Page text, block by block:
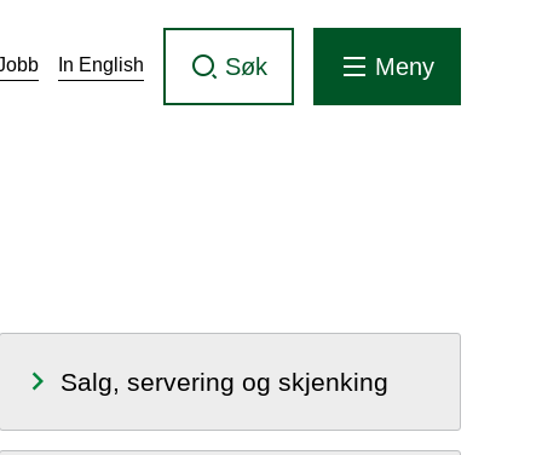
In English Søk Meny
Salg, servering og skjenking